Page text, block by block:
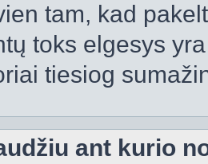
tam, kad
toks elgesys
tiesiog
ant kurio